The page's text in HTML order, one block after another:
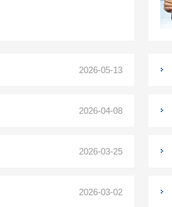
2026-05-13
2026-04-08
2026-03-25
2026-03-02